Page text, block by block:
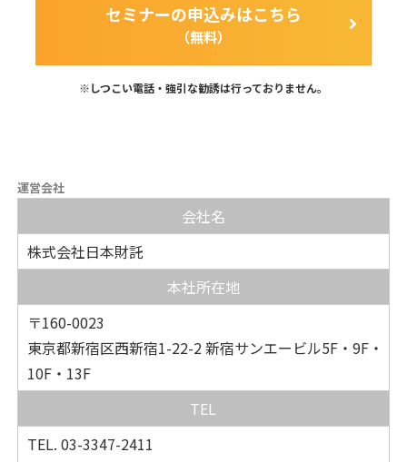
セミナーの申込みはこちら
（無料）
※しつこい電話・強引な勧誘は行っておりません。
運営会社
会社名
株式会社日本財託
本社所在地
〒160-0023
東京都新宿区西新宿1-22-2 新宿サンエービル5F・9F・
10F・13F
TEL
TEL. 03-3347-2411